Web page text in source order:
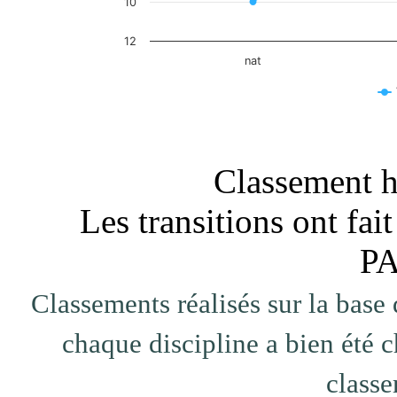
nat
12
Classement
Les transitions ont
Classements réalisés sur la
chaque discipline a bien été